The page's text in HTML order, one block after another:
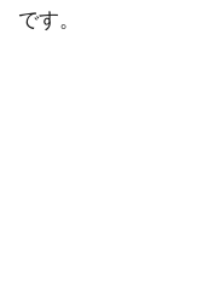
です。